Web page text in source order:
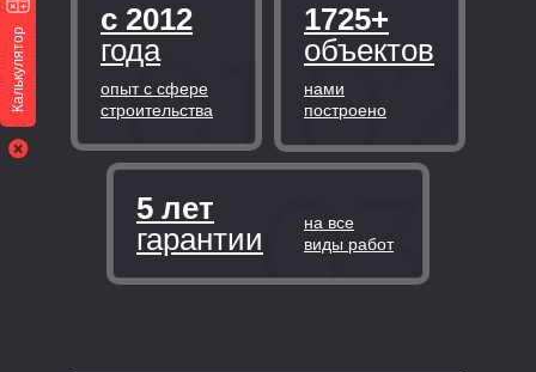
на все
виды работ
5 лет
гарантии
нами
построено
1725+
объектов
опыт с сфере
строительства
с 2012
года
Калькулятор